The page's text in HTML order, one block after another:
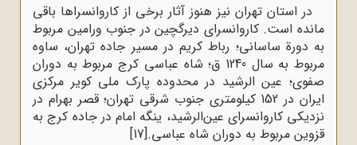
در استان تهران نیز هنوز آثار برخی از کاروانسراها باقی
مانده است. کاروانسرای دیرگچین در جنوب ورامین مربوط
به دورة ساسانی؛ رباط کریم در مسیر جاده تهران، ساوه
مربوط به سال 1240 ق؛ شاه‌ عباسی کرج مربوط به دوران
صفوی؛ ‌عین ‌الرشید در محدوده پارک ملی کویر مرکزی
ایران در 152 کیلومتری جنوب شرقی تهران؛ قصر بهرام در
نزدیکی کاروانسرای عین‌الرشید، ینگه امام در جاده کرج به
قزوین مربوط به دوران شاه ‌عباسی.[17]